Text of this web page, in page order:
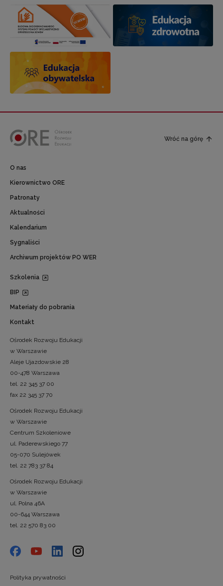
Wróć na górę
O nas
Kierownictwo ORE
Patronaty
Aktualności
Kalendarium
Sygnaliści
Archiwum projektów PO WER
Szkolenia
BIP
Materiały do pobrania
Kontakt
Ośrodek Rozwoju Edukacji
w Warszawie
Aleje Ujazdowskie 28
00-478 Warszawa
tel. 22 345 37 00
fax 22 345 37 70
Ośrodek Rozwoju Edukacji
w Warszawie
Centrum Szkoleniowe
ul. Paderewskiego 77
05-070 Sulejówek
tel. 22 783 37 84
Ośrodek Rozwoju Edukacji
w Warszawie
ul. Polna 46A
00-644 Warszawa
tel. 22 570 83 00
Polityka prywatności